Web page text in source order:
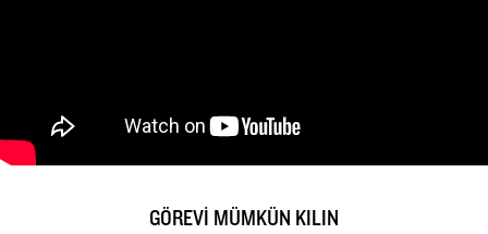
GÖREVİ MÜMKÜN KILIN